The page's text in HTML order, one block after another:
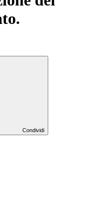
Condividi